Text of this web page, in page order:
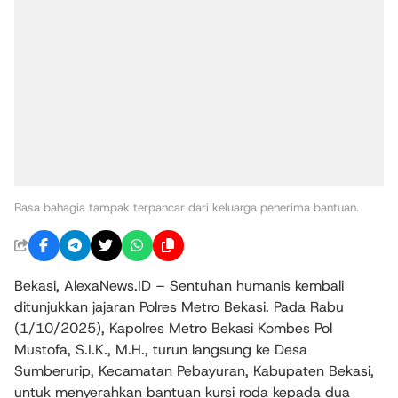
Rasa bahagia tampak terpancar dari keluarga penerima bantuan.
Bekasi, AlexaNews.ID – Sentuhan humanis kembali
ditunjukkan jajaran Polres Metro Bekasi. Pada Rabu
(1/10/2025), Kapolres Metro Bekasi Kombes Pol
Mustofa, S.I.K., M.H., turun langsung ke Desa
Sumberurip, Kecamatan Pebayuran, Kabupaten Bekasi,
untuk menyerahkan bantuan kursi roda kepada dua